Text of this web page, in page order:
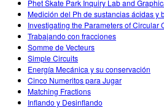
Phet Skate Park Inquiry Lab and
Medición del Ph de sustancias ácidas y
Investigating the Parameters of Circular
Trabajando con fracciones
Somme de Vecteurs
Simple Circuits
Energía Mecánica y su conservación
Cinco Numeritos para Jugar
Matching Fractions
Inflando y Desinflando